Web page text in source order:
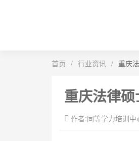
首页 / 行业资讯 / 重庆
重庆法律
作者:同等学力培训中